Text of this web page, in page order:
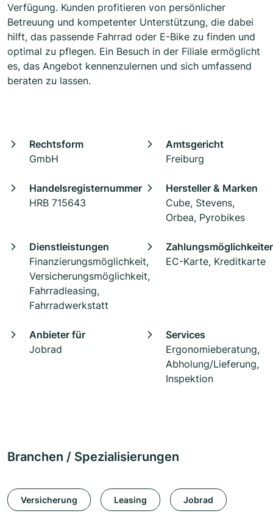
Verfügung. Kunden profitieren von persönlicher
Betreuung und kompetenter Unterstützung, die dabei
hilft, das passende Fahrrad oder E-Bike zu finden und
optimal zu pflegen. Ein Besuch in der Filiale ermöglicht
es, das Angebot kennenzulernen und sich umfassend
beraten zu lassen.
Rechtsform
GmbH
Amtsgericht
Freiburg
Handelsregisternummer
HRB 715643
Hersteller & Marken
Cube, Stevens,
Orbea, Pyrobikes
Dienstleistungen
Finanzierungsmöglichkeit,
Versicherungsmöglichkeit,
Fahrradleasing,
Fahrradwerkstatt
EC-Karte, Kreditkarte
Anbieter für
Jobrad
Services
Ergonomieberatung,
Abholung/Lieferung,
Inspektion
Branchen / Spezialisierungen
Versicherung Leasing Jobrad